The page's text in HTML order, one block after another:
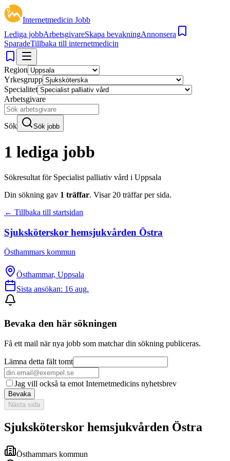
Internetmedicin Jobb
Lediga jobbArbetsgivareSkapa bevakningAnnonsera
SparadeTillbaka till internetmedicin
Region
Yrkesgrupp
Specialitet
Arbetsgivare
Sök Sök jobb
1 lediga jobb
Sökresultat för Specialist palliativ vård i Uppsala
Din sökning gav 1 träffar. Visar 20 träffar per sida.
← Tillbaka till startsidan
Sjuksköterskor hemsjukvården Östra
Östhammars kommun
Östhammar, Uppsala
Sista ansökan: 16 aug.
Bevaka den här sökningen
Få ett mail när nya jobb som matchar din sökning publiceras.
Lämna detta fält tomt
Jag vill också ta emot Internetmedicins nyhetsbrev
Bevaka
Nästa sida
Sjuksköterskor hemsjukvården Östra
Östhammars kommun